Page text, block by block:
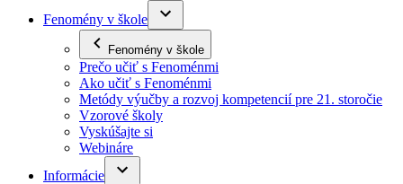
Fenomény v škole
Fenomény v škole
Prečo učiť s Fenoménmi
Ako učiť s Fenoménmi
Metódy výučby a rozvoj kompetencií pre 21. storočie
Vzorové školy
Vyskúšajte si
Webináre
Informácie